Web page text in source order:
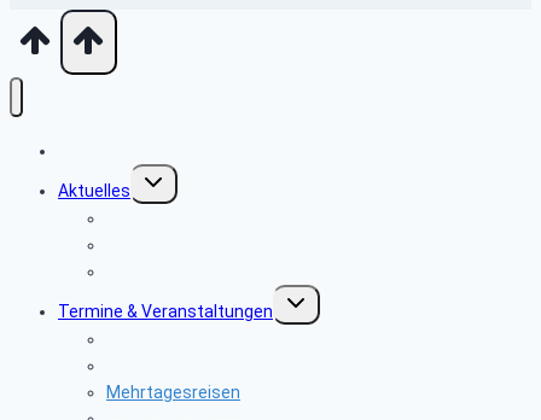
Aktuelles
Untermenü
umschalten
Termine & Veranstaltungen
Untermenü
umschalten
Mehrtagesreisen